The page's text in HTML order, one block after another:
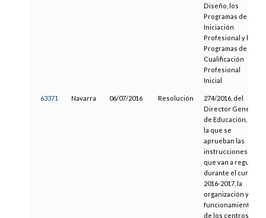
Diseño, los
Programas de
Iniciación
Profesional y los
Programas de
Cualificación
Profesional
Inicial
63371 Navarra 06/07/2016 Resolución
274/2016, del
Director General
de Educación, por
la que se
aprueban las
instrucciones
que van a regular,
durante el curso
2016-2017, la
organización y
funcionamiento
de los centros